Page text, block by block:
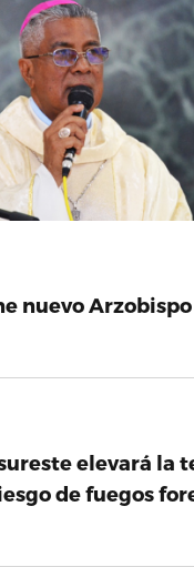
nuevo Arzobispo
elevará la
de fuegos